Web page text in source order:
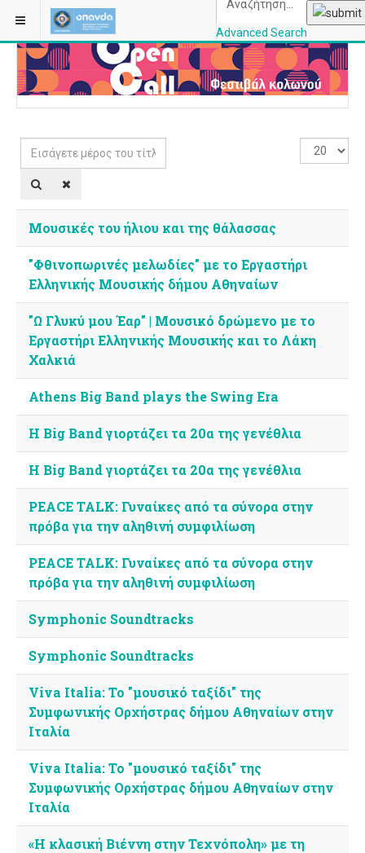
Advanced Search
ΒΡΊΣΚΕΣΤΕ ΕΔΏ: ΑΡΧΙΚΉ
Εισάγετε
μέρος
του
Εμφάνιση
#
Μουσικές του ήλιου και της θάλασσας
"Φθινοπωρινές μελωδίες" με το Εργαστήρι
Ελληνικής Μουσικής δήμου Αθηναίων
"Ω Γλυκύ μου Έαρ" | Μουσικό δρώμενο με το
Εργαστήρι Ελληνικής Μουσικής και το Λάκη
Χαλκιά
Athens Big Band plays the Swing Era
H Big Band γιορτάζει τα 20α της γενέθλια
H Big Band γιορτάζει τα 20α της γενέθλια
PEACE TALK: Γυναίκες από τα σύνορα στην
πρόβα για την αληθινή συμφιλίωση
PEACE TALK: Γυναίκες από τα σύνορα στην
πρόβα για την αληθινή συμφιλίωση
Symphonic Soundtracks
Symphonic Soundtracks
Viva Italia: Το "μουσικό ταξίδι" της
Συμφωνικής Ορχήστρας δήμου Αθηναίων στην
Ιταλία
Viva Italia: Το "μουσικό ταξίδι" της
Συμφωνικής Ορχήστρας δήμου Αθηναίων στην
Ιταλία
«Η κλασική Βιέννη στην Τεχνόπολη» με τη